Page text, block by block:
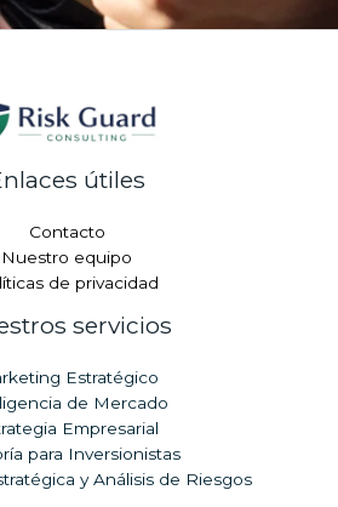
útiles
Contacto
Nuestro equipo
de privacidad
servicios
Estratégico
de Mercado
Empresarial
para Inversionistas
y Análisis de Riesgos